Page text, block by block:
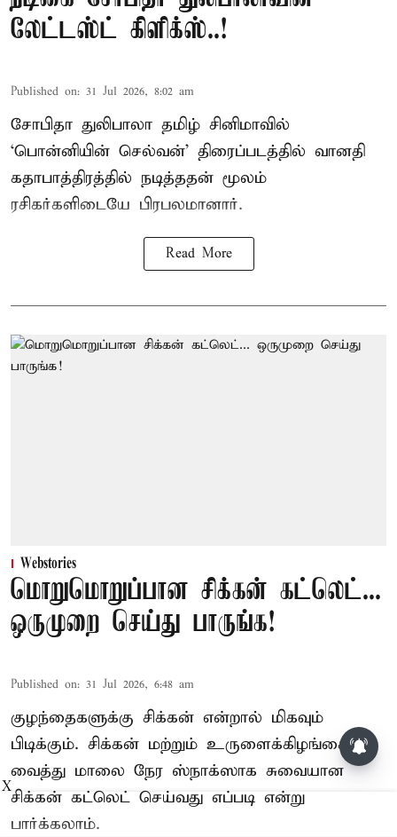
லேட்டஸ்ட் கிளிக்ஸ்..!
Published on: 31 Jul 2026, 8:02 am
சோபிதா துலிபாலா தமிழ் சினிமாவில்
‘பொன்னியின் செல்வன்’ திரைப்படத்தில் வானதி
கதாபாத்திரத்தில் நடித்ததன் மூலம்
ரசிகர்களிடையே பிரபலமானார்.
Read More
Webstories
மொறுமொறுப்பான சிக்கன் கட்லெட்...
ஒருமுறை செய்து பாருங்க!
Published on: 31 Jul 2026, 6:48 am
குழந்தைகளுக்கு சிக்கன் என்றால் மிகவும்
பிடிக்கும். சிக்கன் மற்றும் உருளைக்கிழங்கை
வைத்து மாலை நேர ஸ்நாக்ஸாக சுவையான
சிக்கன் கட்லெட் செய்வது எப்படி என்று
பார்க்கலாம்.
X